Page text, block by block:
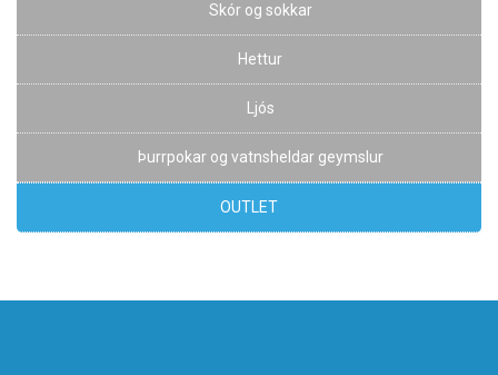
Skór og sokkar
Hettur
Ljós
Þurrpokar og vatnsheldar geymslur
OUTLET